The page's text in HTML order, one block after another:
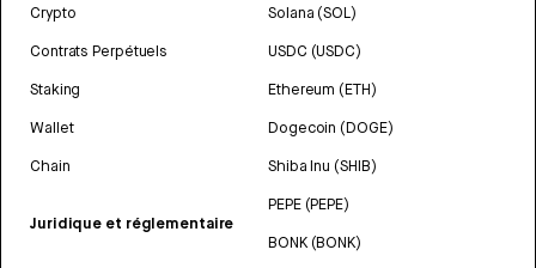
Crypto
Contrats Perpétuels
Staking
Wallet
Chain
Juridique et réglementaire
Solana (SOL)
USDC (USDC)
Ethereum (ETH)
Dogecoin (DOGE)
Shiba Inu (SHIB)
PEPE (PEPE)
BONK (BONK)